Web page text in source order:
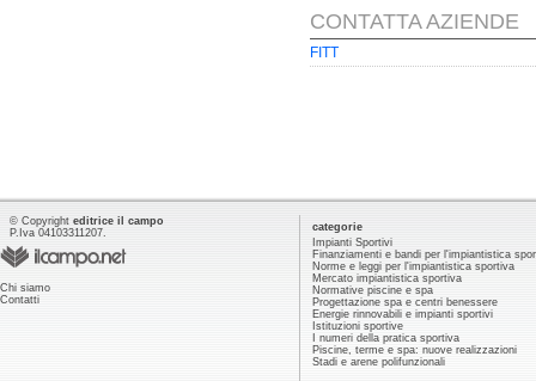
CONTATTA AZIENDE
FITT
© Copyright editrice il campo
P.Iva 04103311207.
Chi siamo
Contatti
categorie
Impianti Sportivi
Finanziamenti e bandi per l'impiantistica
Norme e leggi per l'impiantistica sportiva
Mercato impiantistica sportiva
Normative piscine e spa
Progettazione spa e centri benessere
Energie rinnovabili e impianti sportivi
Istituzioni sportive
I numeri della pratica sportiva
Piscine, terme e spa: nuove realizzazioni
Stadi e arene polifunzionali